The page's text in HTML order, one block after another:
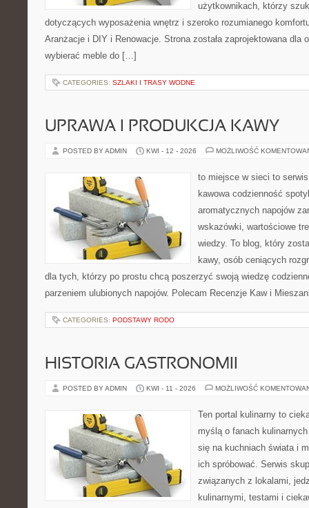
użytkownikach, którzy
dotyczących wyposażenia wnętrz i szeroko rozumianego
Aranżacje i DIY i Renowacje. Strona została zaprojektowana dla
wybierać meble do […]
CATEGORIES: SZLAKI I TRASY WODNE
UPRAWA I PRODUKCJA KAWY
POSTED BY ADMIN KWI - 12 - 2026 MOŻLIWOŚĆ
to miejsce w sieci to
kawowa codzienność
aromatycznych napojów
wskazówki, wartościowe
wiedzy. To blog, który
kawy, osób ceniących
dla tych, którzy po prostu chcą poszerzyć swoją wiedzę
parzeniem ulubionych napojów. Polecam Recenzje Kaw i
CATEGORIES: PODSTAWY RODO
HISTORIA GASTRONOMII
POSTED BY ADMIN KWI - 11 - 2026 MOŻLIWOŚĆ
Ten portal kulinarny to
myślą o fanach
się na kuchniach świata i
ich spróbować. Serwis
związanych z lokalami,
kulinarnymi, testami i